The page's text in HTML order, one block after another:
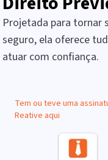
Projetada para tornar
seguro, ela oferece
atuar com confiança.
Tem ou teve uma
Reative aqui